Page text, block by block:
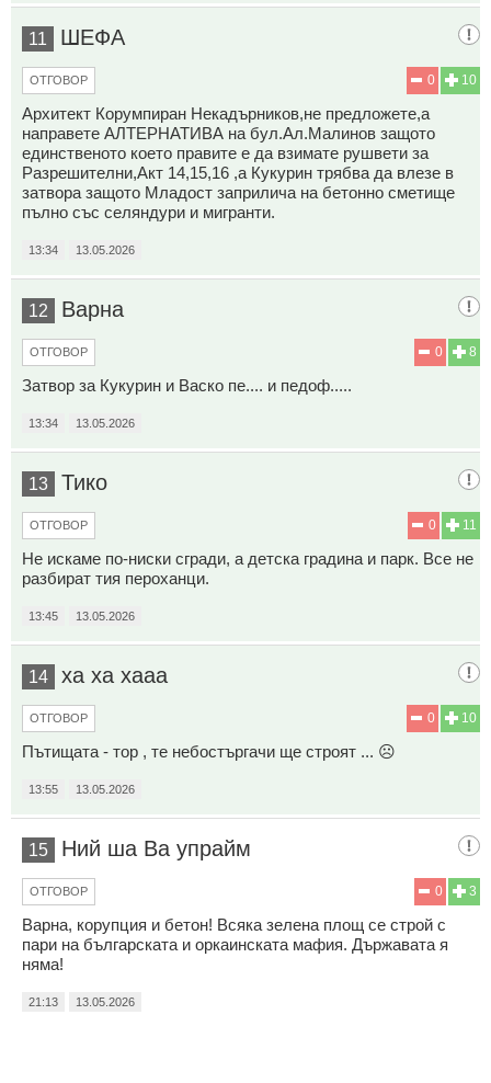
11 ШЕФА
10
0
ОТГОВОР
Архитект Корумпиран Некадърников,не предложете,а
направете АЛТЕРНАТИВА на бул.Ал.Малинов защото
единственото което правите е да взимате рушвети за
Разрешителни,Акт 14,15,16 ,а Кукурин трябва да влезе в
затвора защото Младост заприлича на бетонно сметище
пълно със селяндури и мигранти.
13:34 13.05.2026
12 Варна
8
0
ОТГОВОР
Затвор за Кукурин и Васко пе.... и педоф.....
13:34 13.05.2026
13 Тико
11
0
ОТГОВОР
Не искаме по-ниски сгради, а детска градина и парк. Все не
разбират тия пероханци.
13:45 13.05.2026
14 ха ха хааа
10
0
ОТГОВОР
Пътищата - тор , те небостъргачи ще строят ... ☹️
13:55 13.05.2026
15 Ний ша Ва упрайм
3
0
ОТГОВОР
Варна, корупция и бетон! Всяка зелена площ се строй с
пари на българската и оркаинската мафия. Държавата я
няма!
21:13 13.05.2026